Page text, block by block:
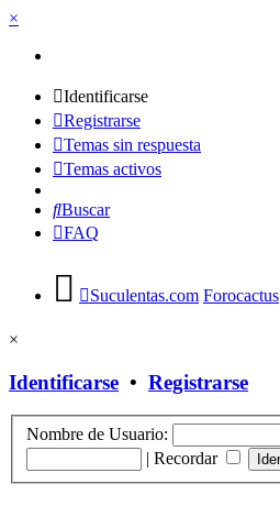
×
Identificarse
Registrarse
Temas sin respuesta
Temas activos
Buscar
FAQ
Suculentas.com Forocactus
×
Identificarse • Registrarse
Nombre de Usuario:
| Recordar